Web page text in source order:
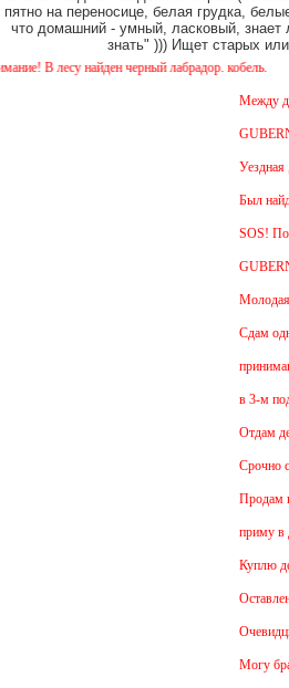
пятно на переносице, белая грудка,
что домашний - умный, ласковый, знает
знать" ))) Ищет старых
В лесу найден черный лабрадор. кобель.
Между
Уездная ,
Был
SOS!
Молодая
Cдам
принимаю
в 3-м
Отдам
Срочно
Продам
приму в
Куплю
Очевидцы
Могу